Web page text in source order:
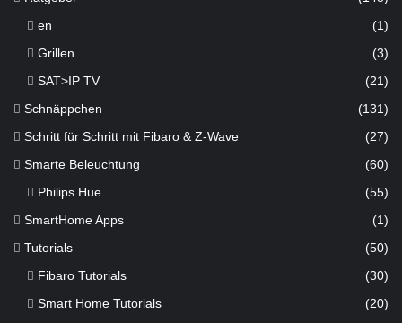
en
(1)
Grillen
(3)
SAT>IP TV
(21)
Schnäppchen (131)
Schritt für Schritt mit Fibaro & Z-Wave (27)
Smarte Beleuchtung (60)
Philips Hue (55)
SmartHome Apps (1)
Tutorials (50)
Fibaro Tutorials
(30)
Smart Home Tutorials
(20)